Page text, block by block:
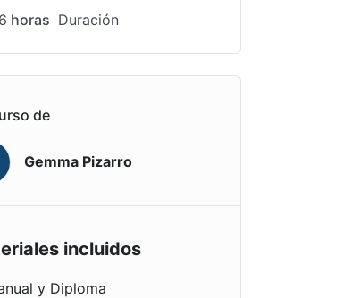
horas Duración
de
Gemma Pizarro
incluidos
y Diploma